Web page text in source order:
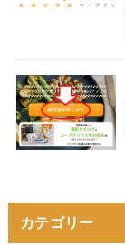
カテゴリー